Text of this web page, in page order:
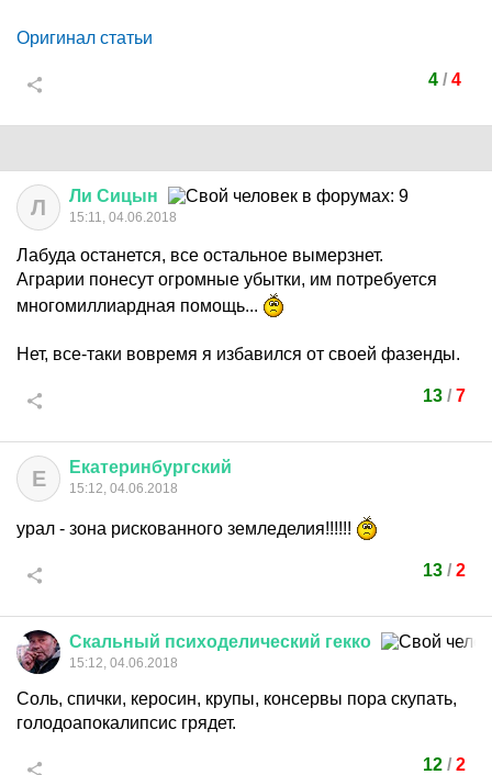
Оригинал статьи
4/ 4
Л Ли Сицын
15:11, 04.06.2018
Лабуда останется, все остальное вымерзнет.
Аграрии понесут огромные убытки, им потребуется
многомиллиардная помощь...
Нет, все-таки вовремя я избавился от своей фазенды.
13 / 7
Е Екатеринбургский
15:12, 04.06.2018
урал - зона рискованного земледелия!!!!!!
13 / 2
Скальный психоделический гекко
15:12, 04.06.2018
Соль, спички, керосин, крупы, консервы пора скупать,
голодоапокалипсис грядет.
12 / 2